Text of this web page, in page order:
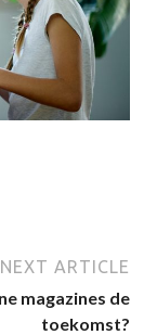
NEXT ARTICLE
magazines de
toekomst?